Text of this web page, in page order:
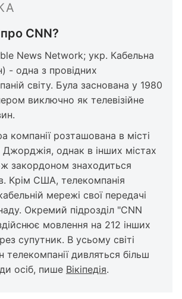
CNN?
News Network; укр. Кабельна
- одна з провідних
світу. Була заснована у 1980
виключно як телевізійне
компанії розташована в місті
Джорджія, однак в інших містах
закордоном знаходиться
Крім США, телекомпанія
мережі свої передачі
Окремий підрозділ "CNN
мовлення на 212 інших
супутник. В усьому світі
телекомпанії дивляться більш
осіб, пише Вікіпедія.